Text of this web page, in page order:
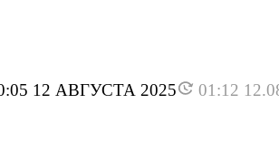
12 АВГУСТА 2025 01:12